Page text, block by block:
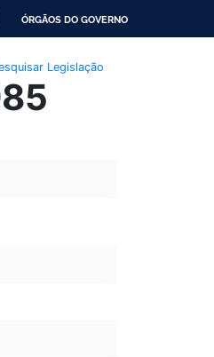
ÓRGÃOS DO GOVERNO
Legislação